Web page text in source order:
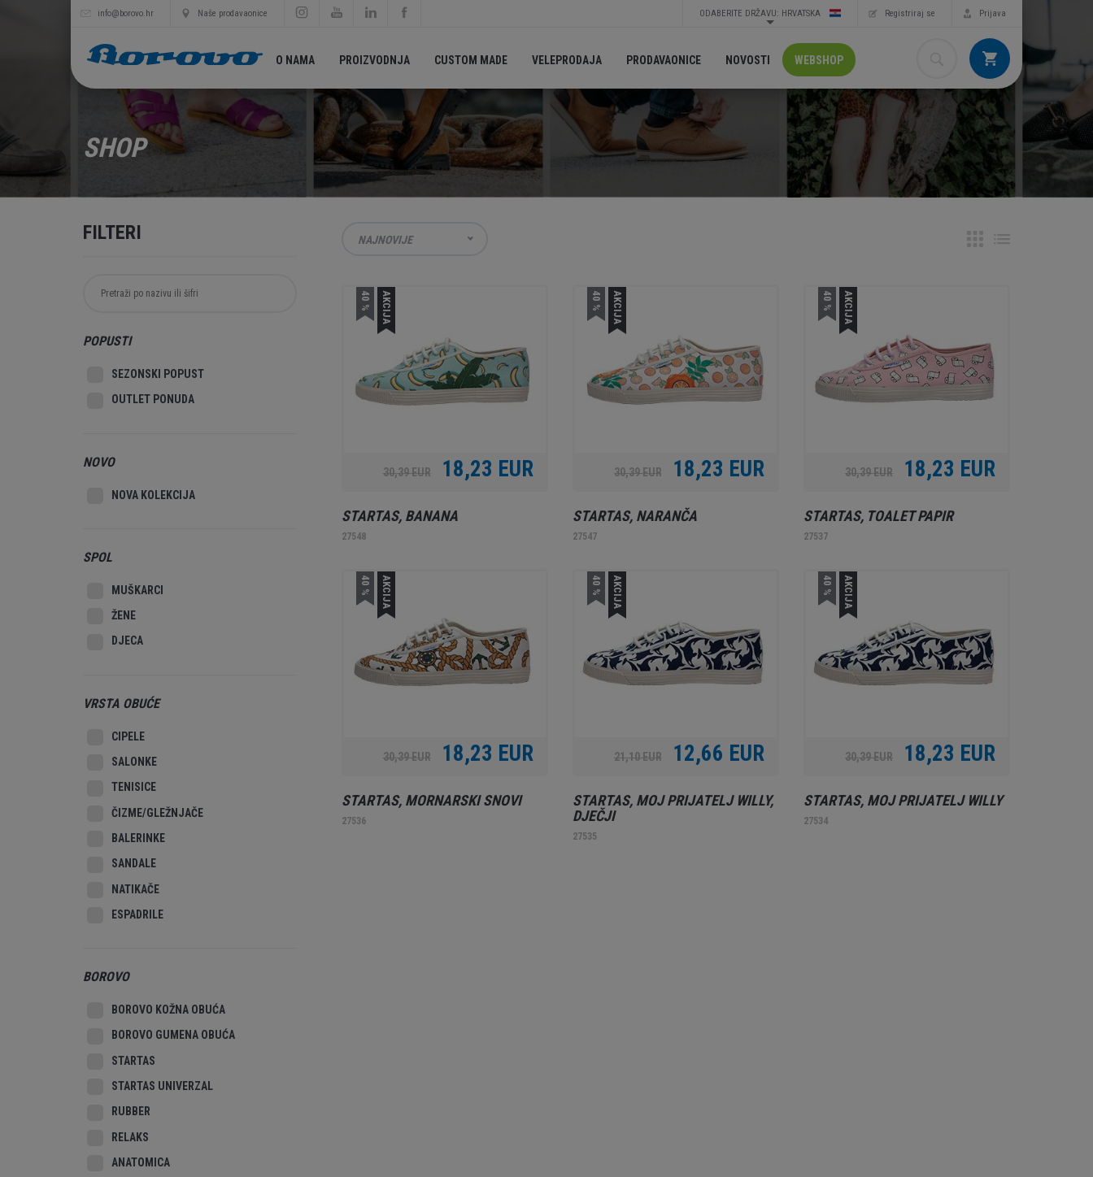
info@borovo.hr Naše prodavaonice Prijava
Registriraj se
ODABERITE DRŽAVU: HRVATSKA
O NAMA PROIZVODNJA CUSTOM MADE VELEPRODAJA PRODAVAONICE NOVOSTI WEBSHOP
SHOP
NAJNOVIJE
40 % AKCIJA
30,39 EUR 18,23 EUR
STARTAS, BANANA
27548
40 % AKCIJA
30,39 EUR 18,23 EUR
STARTAS, NARANČA
27547
40 % AKCIJA
30,39 EUR 18,23 EUR
STARTAS, TOALET PAPIR
27537
40 % AKCIJA
30,39 EUR 18,23 EUR
STARTAS, MORNARSKI SNOVI
27536
40 % AKCIJA
21,10 EUR 12,66 EUR
STARTAS, MOJ PRIJATELJ WILLY,
DJEČJI
27535
40 % AKCIJA
30,39 EUR 18,23 EUR
STARTAS, MOJ PRIJATELJ WILLY
27534
FILTERI
POPUSTI
SEZONSKI POPUST
OUTLET PONUDA
NOVO
NOVA KOLEKCIJA
SPOL
MUŠKARCI
ŽENE
DJECA
VRSTA OBUĆE
CIPELE
SALONKE
TENISICE
ČIZME/GLEŽNJAČE
BALERINKE
SANDALE
NATIKAČE
ESPADRILE
BOROVO
BOROVO KOŽNA OBUĆA
BOROVO GUMENA OBUĆA
STARTAS
STARTAS UNIVERZAL
RUBBER
RELAKS
ANATOMICA